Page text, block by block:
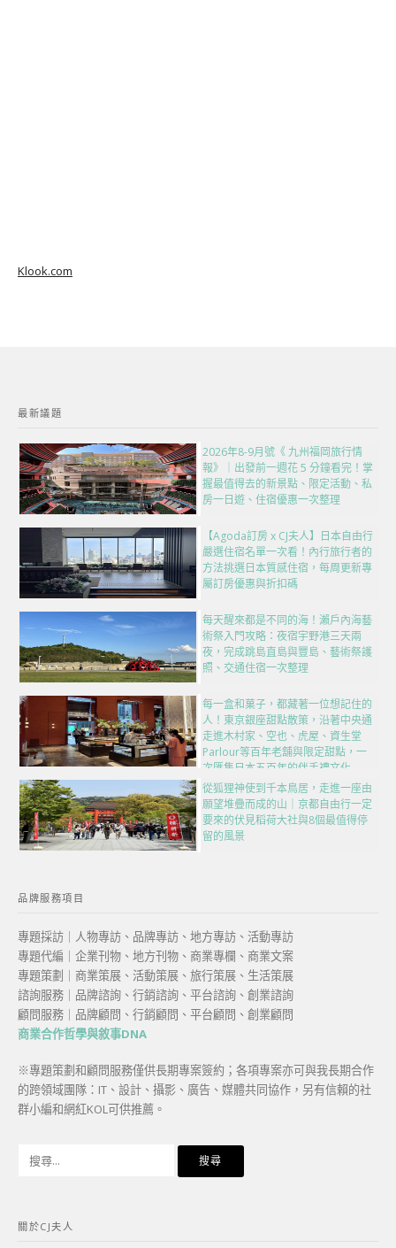
Klook.com
最新議題
2026年8-9月號《 九州福岡旅行情
報》｜出發前一週花 5 分鐘看完！掌
握最值得去的新景點、限定活動、私
房一日遊、住宿優惠一次整理
【Agoda訂房 x CJ夫人】日本自由行
嚴選住宿名單一次看！內行旅行者的
方法挑選日本質感住宿，每周更新專
屬訂房優惠與折扣碼
每天醒來都是不同的海！瀨戶內海藝
術祭入門攻略：夜宿宇野港三天兩
夜，完成跳島直島與豐島、藝術祭護
照、交通住宿一次整理
每一盒和菓子，都藏著一位想記住的
人！東京銀座甜點散策，沿著中央通
走進木村家、空也、虎屋、資生堂
Parlour等百年老舖與限定甜點，一
次匯集日本五百年的伴手禮文化
從狐狸神使到千本鳥居，走進一座由
願望堆疊而成的山｜京都自由行一定
要來的伏見稻荷大社與8個最值得停
留的風景
品牌服務項目
專題採訪｜人物專訪、品牌專訪、地方專訪、活動專訪
專題代編｜企業刊物、地方刊物、商業專欄、商業文案
專題策劃｜商業策展、活動策展、旅行策展、生活策展
諮詢服務｜品牌諮詢、行銷諮詢、平台諮詢、創業諮詢
顧問服務｜品牌顧問、行銷顧問、平台顧問、創業顧問
商業合作哲學與敘事DNA
※專題策劃和顧問服務僅供長期專案簽約；各項專案亦可與我長期合作
的跨領域團隊：IT、設計、攝影、廣告、媒體共同協作，另有信賴的社
群小編和網紅KOL可供推薦。
字:
關於CJ夫人